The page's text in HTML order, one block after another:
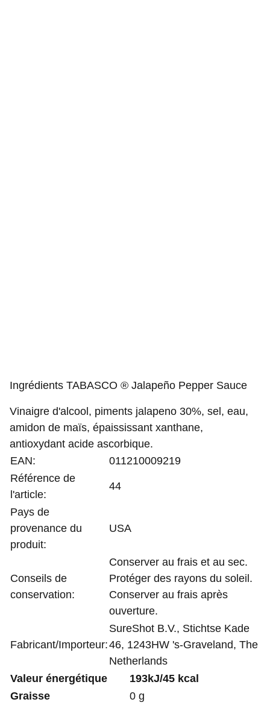
Ingrédients TABASCO ® Jalapeño Pepper Sauce
Vinaigre d'alcool, piments jalapeno 30%, sel, eau,
amidon de maïs, épaississant xanthane,
antioxydant acide ascorbique.
EAN:
011210009219
Référence de
l'article:
44
Pays de
provenance du
produit:
USA
Conseils de
conservation:
Conserver au frais et au sec.
Protéger des rayons du soleil.
Conserver au frais après
ouverture.
Fabricant/Importeur:
SureShot B.V., Stichtse Kade
46, 1243HW 's-Graveland, The
Netherlands
Valeur énergétique
193kJ/45 kcal
Graisse
0 g